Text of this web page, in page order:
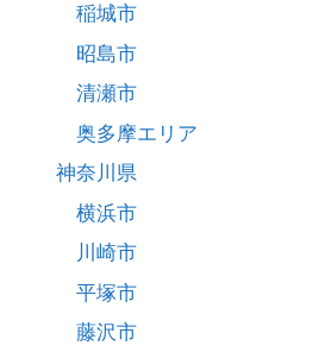
稲城市
昭島市
清瀬市
奥多摩エリア
神奈川県
横浜市
川崎市
平塚市
藤沢市